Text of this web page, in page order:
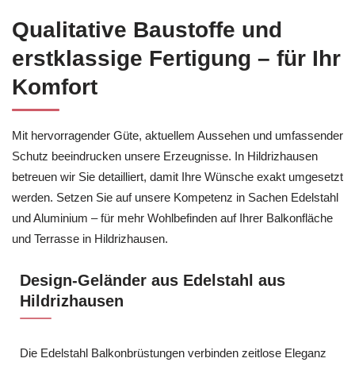
Qualitative Baustoffe und
erstklassige Fertigung – für Ihr
Komfort
Mit hervorragender Güte, aktuellem Aussehen und umfassender
Schutz beeindrucken unsere Erzeugnisse. In Hildrizhausen
betreuen wir Sie detailliert, damit Ihre Wünsche exakt umgesetzt
werden. Setzen Sie auf unsere Kompetenz in Sachen Edelstahl
und Aluminium – für mehr Wohlbefinden auf Ihrer Balkonfläche
und Terrasse in Hildrizhausen.
Design-Geländer aus Edelstahl aus
Hildrizhausen
Die Edelstahl Balkonbrüstungen verbinden zeitlose Eleganz